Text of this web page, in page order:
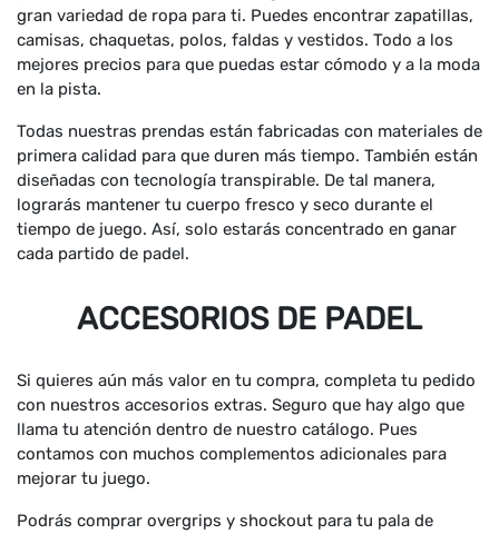
gran variedad de ropa para ti. Puedes encontrar zapatillas,
camisas, chaquetas, polos, faldas y vestidos. Todo a los
mejores precios para que puedas estar cómodo y a la moda
en la pista.
Todas nuestras prendas están fabricadas con materiales de
primera calidad para que duren más tiempo. También están
diseñadas con tecnología transpirable. De tal manera,
lograrás mantener tu cuerpo fresco y seco durante el
tiempo de juego. Así, solo estarás concentrado en ganar
cada partido de padel.
ACCESORIOS DE PADEL
Si quieres aún más valor en tu compra, completa tu pedido
con nuestros accesorios extras. Seguro que hay algo que
llama tu atención dentro de nuestro catálogo. Pues
contamos con muchos complementos adicionales para
mejorar tu juego.
Podrás comprar overgrips y shockout para tu pala de